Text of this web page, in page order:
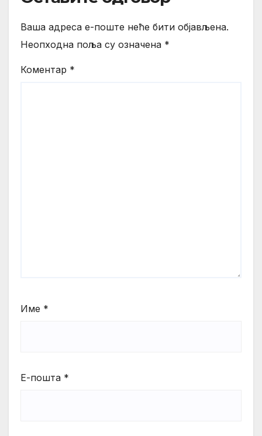
Ваша адреса е-поште неће бити објављена.
Неопходна поља су означена *
Коментар *
Име *
Е-пошта *